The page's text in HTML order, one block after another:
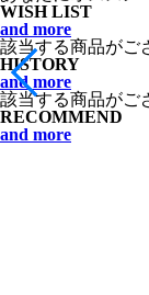
WISH LIST
and more
該当する商品がご
HISTORY
and more
該当する商品がご
RECOMMEND
and more